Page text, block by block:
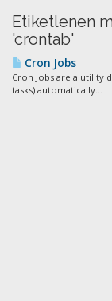
Etiketlenen
'crontab'
Cron Jobs
Cron Jobs are a utility
tasks) automatically...